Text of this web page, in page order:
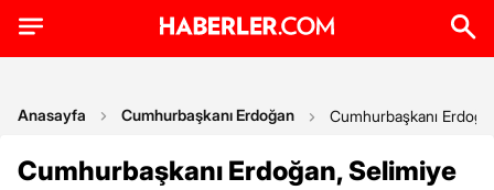
Anasayfa Cumhurbaşkanı Erdoğan Cumhurbaşkanı
Cumhurbaşkanı Erdoğan, Selimiye